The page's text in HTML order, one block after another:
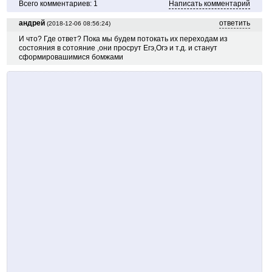
Всего комментариев: 1 Написать комментарий
андрей (2018-12-06 08:56:24)
ответить
И что? Где ответ? Пока мы будем потокать их переходам из
состояния в сотояние ,они просрут Егэ,Огэ и т.д. и станут
сформировашимися бомжами